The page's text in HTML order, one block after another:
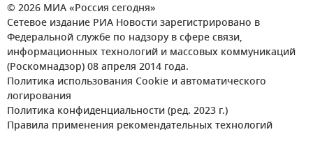
© 2026 МИА «Россия сегодня»
Сетевое издание РИА Новости зарегистрировано в
Федеральной службе по надзору в сфере связи,
информационных технологий и массовых коммуникаций
(Роскомнадзор) 08 апреля 2014 года.
Политика использования Cookie и автоматического
логирования
Политика конфиденциальности (ред. 2023 г.)
Правила применения рекомендательных технологий